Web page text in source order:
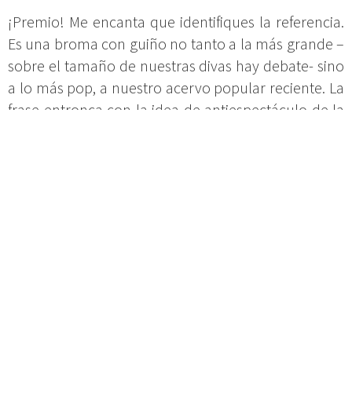
¡Premio! Me encanta que identifiques la referencia.
Es una broma con guiño no tanto a la más grande –
sobre el tamaño de nuestras divas hay debate- sino
a lo más pop, a nuestro acervo popular reciente. La
frase entronca con la idea de antiespectáculo de la